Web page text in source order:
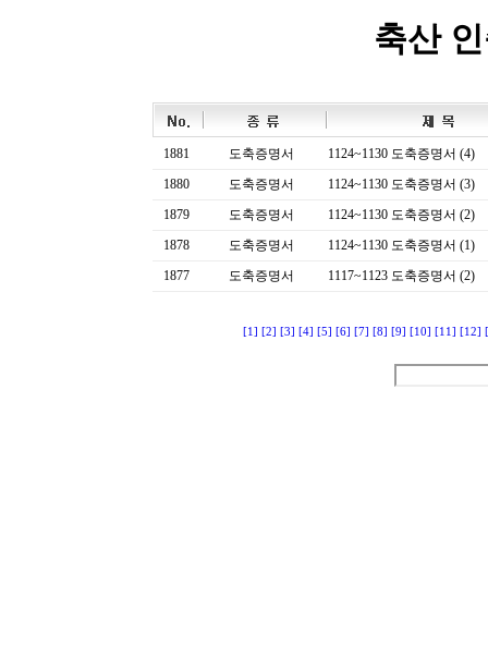
축산
1881 도축증명서
1124~1130 도축증명서 (4)
1880
도축증명서
1124~1130 도축증명서 (3)
1879
도축증명서
1124~1130 도축증명서 (2)
1878
도축증명서
1124~1130 도축증명서 (1)
1877
도축증명서 1117~1123 도축증명서 (2)
[1] [2] [3] [4] [5] [6] [7] [8] [9] [10] [11] [12]